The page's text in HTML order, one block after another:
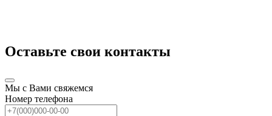
Оставьте свои контакты
Мы с Вами свяжемся
Номер телефона